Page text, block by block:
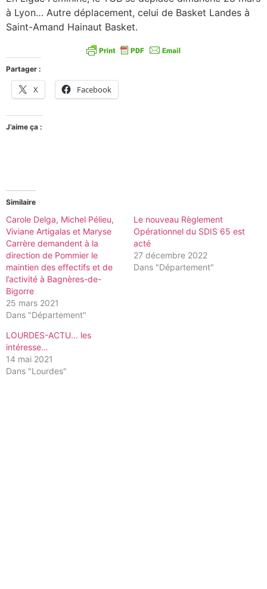
à Lyon… Autre déplacement, celui de Basket Landes à
Saint-Amand Hainaut Basket.
Partager :
X Facebook
J’aime ça :
Similaire
Carole Delga, Michel Pélieu,
Viviane Artigalas et Maryse
Carrère demandent à la
direction de Pommier le
maintien des effectifs et de
l’activité à Bagnères-de-
Bigorre
25 mars 2021
Dans "Département"
Le nouveau Règlement
Opérationnel du SDIS 65 est
acté
27 décembre 2022
Dans "Département"
LOURDES-ACTU… les
intéresse…
14 mai 2021
Dans "Lourdes"